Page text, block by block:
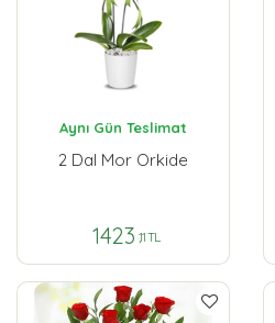
Aynı Gün Teslimat
2 Dal Mor Orkide
1423 ,11 TL